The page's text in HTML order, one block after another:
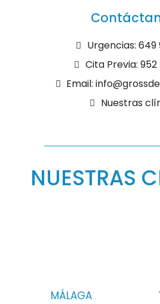
Urgencias: 649
Cita Previa:
Email:
Nuestras
NUESTRAS
MÁLAGA